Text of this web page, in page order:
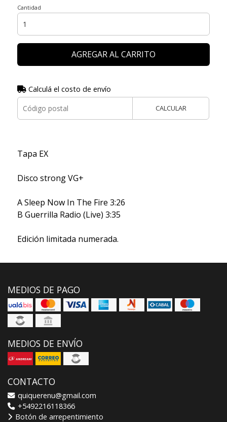
Cantidad
AGREGAR AL CARRITO
Calculá el costo de envío
CALCULAR
Tapa EX
Disco strong VG+
A Sleep Now In The Fire 3:26
B Guerrilla Radio (Live) 3:35
Edición limitada numerada.
MEDIOS DE PAGO
MEDIOS DE ENVÍO
CONTACTO
quiquerenu@gmail.com
+5492216118366
Botón de arrepentimiento